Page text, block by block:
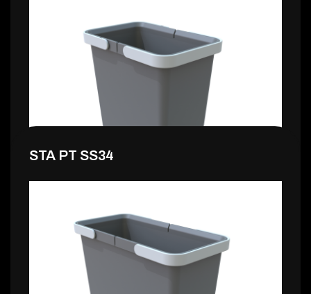
10,99 €
STA PT SS34